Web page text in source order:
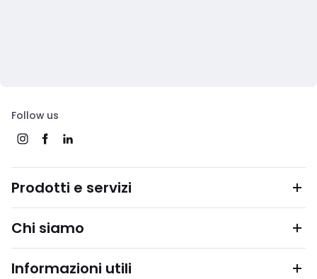
Follow us
Prodotti e servizi
Chi siamo
Informazioni utili